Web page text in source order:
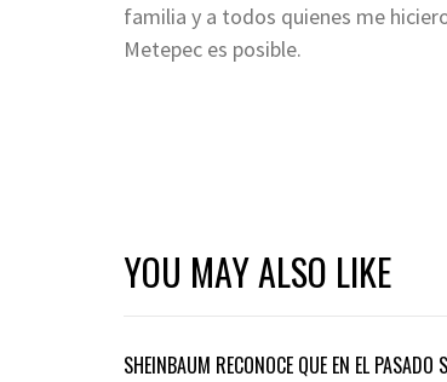
familia y a todos quienes me
Metepec es posible.
YOU MAY ALSO LIKE
SHEINBAUM RECONOCE QUE EN EL